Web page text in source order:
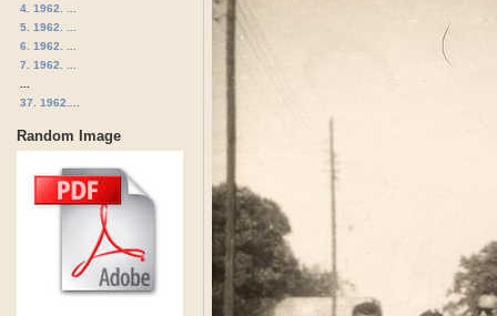
4. 1962. ...
5. 1962. ...
6. 1962. ...
7. 1962. ...
37. 1962....
Random Image